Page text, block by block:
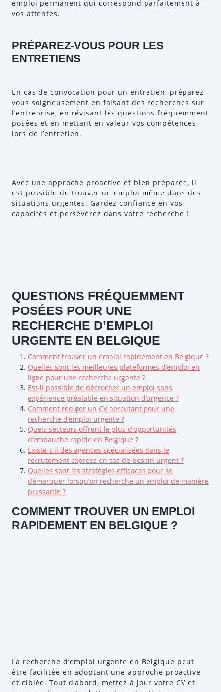
emploi permanent qui correspond parfaitement à
vos attentes.
PRÉPAREZ-VOUS POUR LES
ENTRETIENS
En cas de convocation pour un entretien, préparez-
vous soigneusement en faisant des recherches sur
l’entreprise, en révisant les questions fréquemment
posées et en mettant en valeur vos compétences
lors de l’entretien.
Avec une approche proactive et bien préparée, il
est possible de trouver un emploi même dans des
situations urgentes. Gardez confiance en vos
capacités et persévérez dans votre recherche !
QUESTIONS FRÉQUEMMENT
POSÉES POUR UNE
RECHERCHE D’EMPLOI
URGENTE EN BELGIQUE
Comment trouver un emploi rapidement en Belgique ?
Quelles sont les meilleures plateformes d’emploi en
ligne pour une recherche urgente ?
Est-il possible de décrocher un emploi sans
expérience préalable en situation d’urgence ?
Comment rédiger un CV percutant pour une
recherche d’emploi urgente ?
Quels secteurs offrent le plus d’opportunités
d’embauche rapide en Belgique ?
Existe-t-il des agences spécialisées dans le
recrutement express en cas de besoin urgent ?
Quelles sont les stratégies efficaces pour se
démarquer lorsqu’on recherche un emploi de manière
pressante ?
COMMENT TROUVER UN EMPLOI
RAPIDEMENT EN BELGIQUE ?
La recherche d’emploi urgente en Belgique peut
être facilitée en adoptant une approche proactive
et ciblée. Tout d’abord, mettez à jour votre CV et